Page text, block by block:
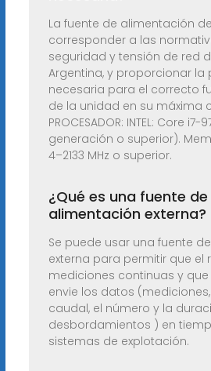
La fuente de alimentación
corresponder a las
seguridad y tensión de red
Argentina, y proporcionar la
necesaria para el correcto
de la unidad en su máxima
PROCESADOR: INTEL: Core
generación o superior).
4–2133 MHz o superior.
¿Qué es una fuente de
alimentación externa?
Se puede usar una fuente
externa para permitir que el
mediciones continuas y
envie los datos
caudal, el número y la
desbordamientos ) en
sistemas de explotación.